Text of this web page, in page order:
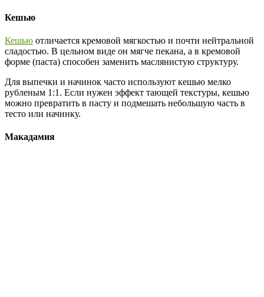
Кешью
Кешью отличается кремовой мягкостью и почти нейтральной
сладостью. В цельном виде он мягче пекана, а в кремовой
форме (паста) способен заменить маслянистую структуру.
Для выпечки и начинок часто используют кешью мелко
рубленым 1:1. Если нужен эффект тающей текстуры, кешью
можно превратить в пасту и подмешать небольшую часть в
тесто или начинку.
Макадамия